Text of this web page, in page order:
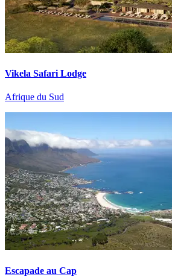
Vikela Safari Lodge
Afrique du Sud
Escapade au Cap